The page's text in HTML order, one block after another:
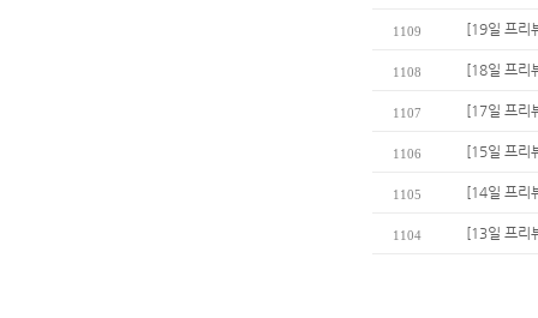
1109 [19일 프리
1108 [18일 프리
1107 [17일 프리
1106 [15일 프리
1105 [14일 프리
1104 [13일 프리